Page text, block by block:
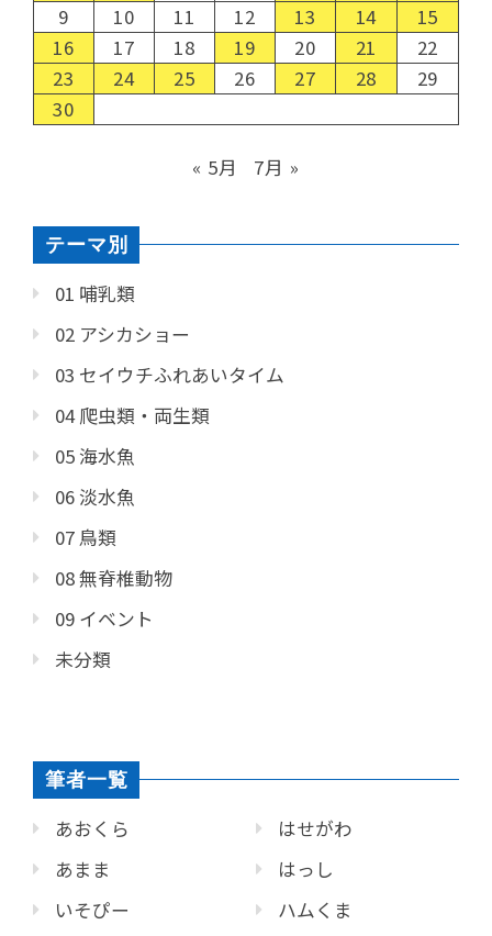
9
10 11 12 13 14
15
16
17 18 19 20 21
22
23
24 25 26 27 28
29
30
« 5月 7月 »
テーマ別
01 哺乳類
02 アシカショー
03 セイウチふれあいタイム
04 爬虫類・両生類
05 海水魚
06 淡水魚
07 鳥類
08 無脊椎動物
09 イベント
未分類
筆者一覧
あおくら
あまま
いそぴー
はせがわ
はっし
ハムくま